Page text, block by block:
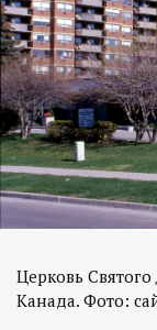
Церковь
Канада. Фото: